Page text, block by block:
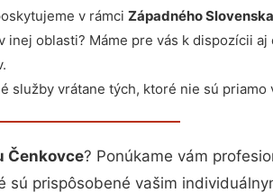
v rámci Západného Slovenska
inej oblasti? Máme pre vás k dispozícii
služby vrátane tých, ktoré nie sú
Čenkovce? Ponúkame vám
sú prispôsobené vašim